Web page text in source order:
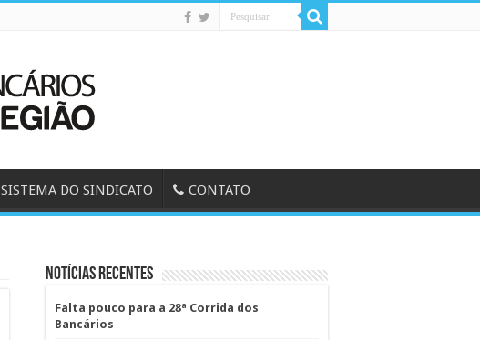
SISTEMA DO SINDICATO CONTATO
Notícias Recentes
Falta pouco para a 28ª Corrida dos
Bancários